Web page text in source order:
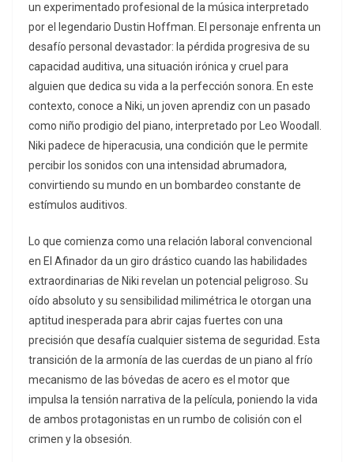
un experimentado profesional de la música interpretado
por el legendario Dustin Hoffman. El personaje enfrenta un
desafío personal devastador: la pérdida progresiva de su
capacidad auditiva, una situación irónica y cruel para
alguien que dedica su vida a la perfección sonora. En este
contexto, conoce a Niki, un joven aprendiz con un pasado
como niño prodigio del piano, interpretado por Leo Woodall.
Niki padece de hiperacusia, una condición que le permite
percibir los sonidos con una intensidad abrumadora,
convirtiendo su mundo en un bombardeo constante de
estímulos auditivos.
Lo que comienza como una relación laboral convencional
en El Afinador da un giro drástico cuando las habilidades
extraordinarias de Niki revelan un potencial peligroso. Su
oído absoluto y su sensibilidad milimétrica le otorgan una
aptitud inesperada para abrir cajas fuertes con una
precisión que desafía cualquier sistema de seguridad. Esta
transición de la armonía de las cuerdas de un piano al frío
mecanismo de las bóvedas de acero es el motor que
impulsa la tensión narrativa de la película, poniendo la vida
de ambos protagonistas en un rumbo de colisión con el
crimen y la obsesión.